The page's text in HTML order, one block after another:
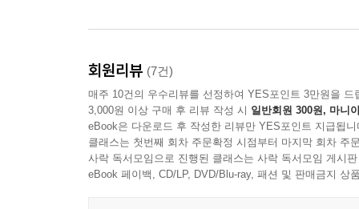
회원리뷰 (7건)
매주 10건의 우수리뷰를 선정하여 YES포인트 3만원을 드
3,000원 이상 구매 후 리뷰 작성 시 일반회원 300원, 마니
eBook은 다운로드 후 작성한 리뷰만 YES포인트 지급됩니
클래스는 첫번째 회차 주문확정 시점부터 마지막 회차 주
사락 독서모임으로 진행된 클래스는 사락 독서모임 게시
eBook 페이백, CD/LP, DVD/Blu-ray, 패션 및 판매금지 상